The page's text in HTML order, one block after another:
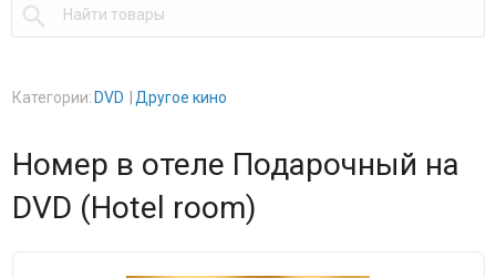

Категории: DVD Другое кино
Номер в отеле Подарочный на
DVD (Hotel room)